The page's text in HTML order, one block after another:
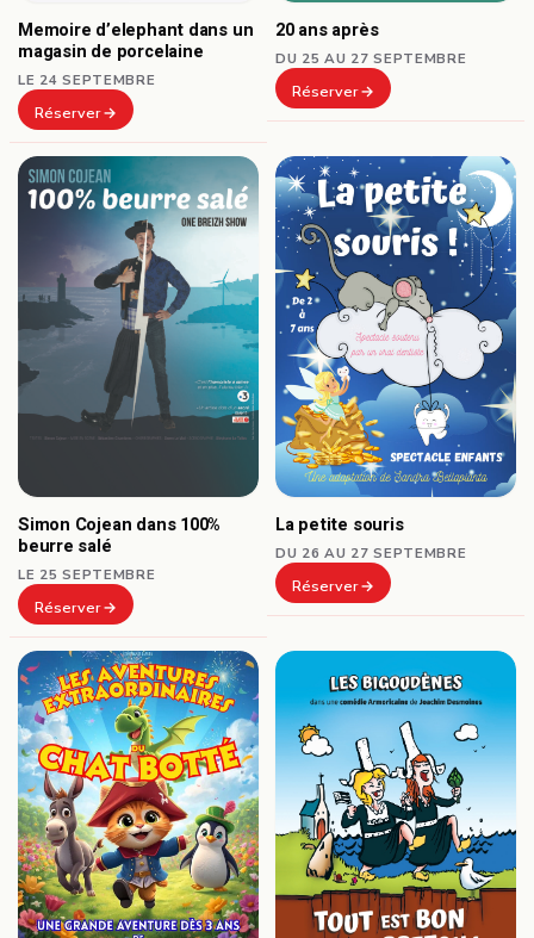
Memoire d’elephant dans un
magasin de porcelaine
LE 24 SEPTEMBRE
Réserver
20 ans après
DU 25 AU 27 SEPTEMBRE
Réserver
Simon Cojean dans 100%
beurre salé
LE 25 SEPTEMBRE
Réserver
La petite souris
DU 26 AU 27 SEPTEMBRE
Réserver